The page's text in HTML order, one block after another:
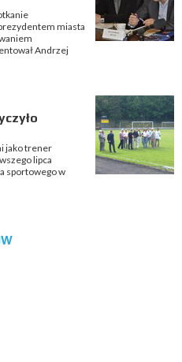
miasta
Andrzej
jako trener
lipca
sportowego w